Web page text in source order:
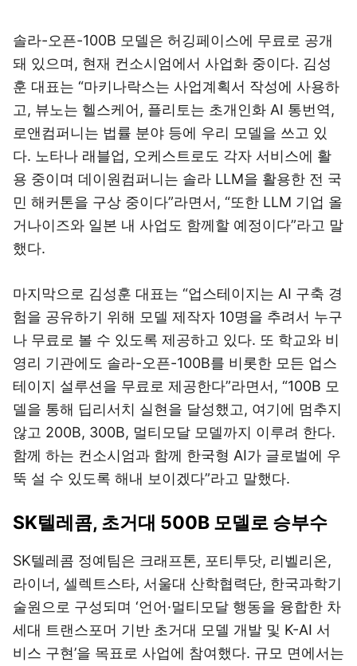
솔라-오픈-100B 모델은 허깅페이스에 무료로 공개
돼 있으며, 현재 컨소시엄에서 사업화 중이다. 김성
훈 대표는 “마키나락스는 사업계획서 작성에 사용하
고, 뷰노는 헬스케어, 플리토는 초개인화 AI 통번역,
로앤컴퍼니는 법률 분야 등에 우리 모델을 쓰고 있
다. 노타나 래블업, 오케스트로도 각자 서비스에 활
용 중이며 데이원컴퍼니는 솔라 LLM을 활용한 전 국
민 해커톤을 구상 중이다”라면서, “또한 LLM 기업 올
거나이즈와 일본 내 사업도 함께할 예정이다”라고 말
했다.
마지막으로 김성훈 대표는 “업스테이지는 AI 구축 경
험을 공유하기 위해 모델 제작자 10명을 추려서 누구
나 무료로 볼 수 있도록 제공하고 있다. 또 학교와 비
영리 기관에도 솔라-오픈-100B를 비롯한 모든 업스
테이지 설루션을 무료로 제공한다”라면서, “100B 모
델을 통해 딥리서치 실현을 달성했고, 여기에 멈추지
않고 200B, 300B, 멀티모달 모델까지 이루려 한다.
함께 하는 컨소시엄과 함께 한국형 AI가 글로벌에 우
뚝 설 수 있도록 해내 보이겠다”라고 말했다.
SK텔레콤, 초거대 500B 모델로 승부수
SK텔레콤 정예팀은 크래프톤, 포티투닷, 리벨리온,
라이너, 셀렉트스타, 서울대 산학협력단, 한국과학기
술원으로 구성되며 ‘언어·멀티모달 행동을 융합한 차
세대 트랜스포머 기반 초거대 모델 개발 및 K-AI 서
비스 구현’을 목표로 사업에 참여했다. 규모 면에서는